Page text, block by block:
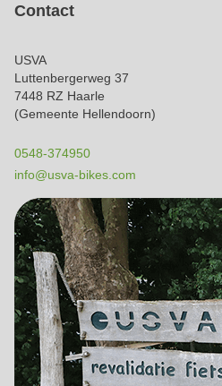
Contact
USVA
Luttenbergerweg 37
7448 RZ Haarle
(Gemeente Hellendoorn)
0548-374950
info@usva-bikes.com